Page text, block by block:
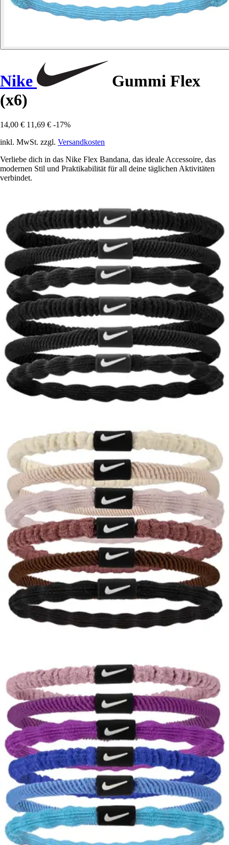
Nike
Gummi Flex
(x6)
14,00 € 11,69 € -17%
inkl. MwSt. zzgl. Versandkosten
Verliebe dich in das Nike Flex Bandana, das ideale Accessoire, das
modernen Stil und Praktikabilität für all deine täglichen Aktivitäten
verbindet.